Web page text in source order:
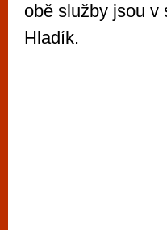
obě služby jsou v
Hladík.